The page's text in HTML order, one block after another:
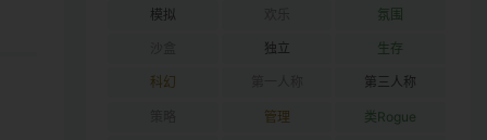
模拟 氛围
独立 生存
科幻 第三人称
管理 类Rogue